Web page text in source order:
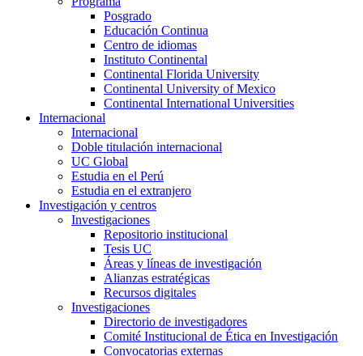
Posgrado
Educación Continua
Centro de idiomas
Instituto Continental
Continental Florida University
Continental University of Mexico
Continental International Universities
Internacional
Internacional
Doble titulación internacional
UC Global
Estudia en el Perú
Estudia en el extranjero
Investigación y centros
Investigaciones
Repositorio institucional
Tesis UC
Áreas y líneas de investigación
Alianzas estratégicas
Recursos digitales
Investigaciones
Directorio de investigadores
Comité Institucional de Ética en Investigación
Convocatorias externas